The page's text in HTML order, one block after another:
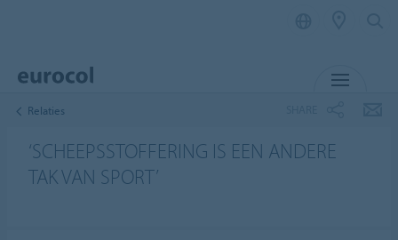
Relaties
‘SCHEEPSSTOFFERING IS EEN ANDERE
TAK VAN SPORT’